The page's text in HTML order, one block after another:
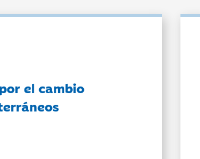
el cambio